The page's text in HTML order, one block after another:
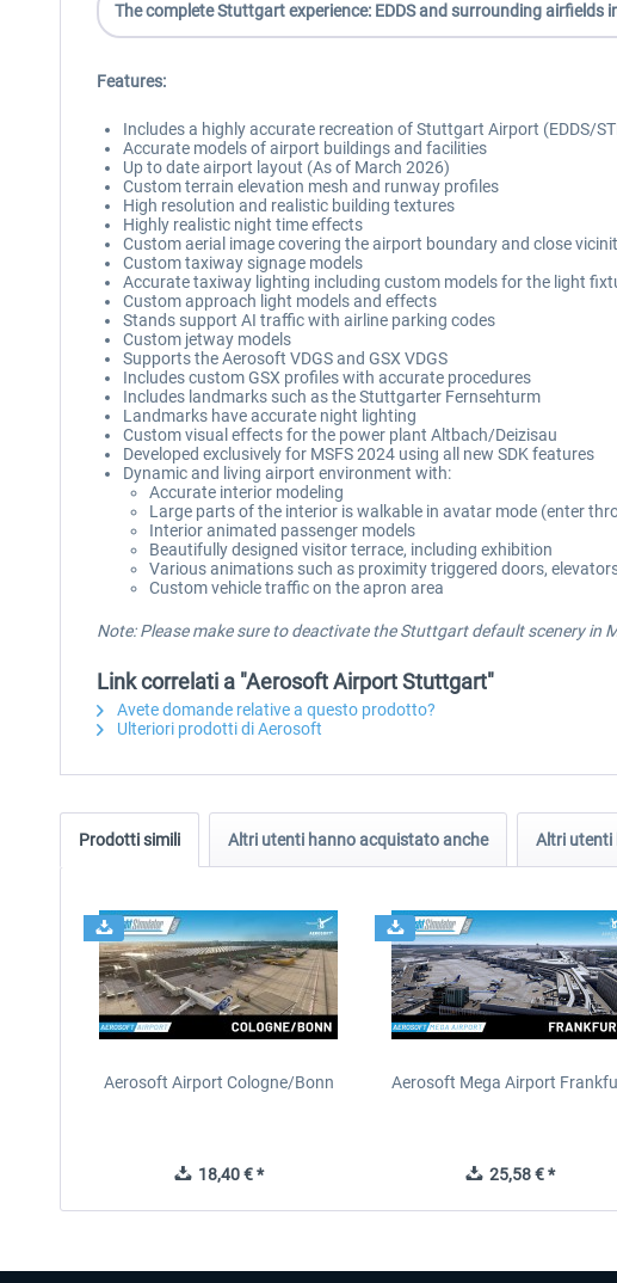
The complete Stuttgart experience: EDDS and surrounding airfields
Features:
Includes a highly accurate recreation of Stuttgart Airport (EDDS/
Accurate models of airport buildings and facilities
Up to date airport layout (As of March 2026)
Custom terrain elevation mesh and runway profiles
High resolution and realistic building textures
Highly realistic night time effects
Custom aerial image covering the airport boundary and close
Custom taxiway signage models
Accurate taxiway lighting including custom models for the light
Custom approach light models and effects
Stands support AI traffic with airline parking codes
Custom jetway models
Supports the Aerosoft VDGS and GSX VDGS
Includes custom GSX profiles with accurate procedures
Includes landmarks such as the Stuttgarter Fernsehturm
Landmarks have accurate night lighting
Custom visual effects for the power plant Altbach/Deizisau
Developed exclusively for MSFS 2024 using all new SDK features
Dynamic and living airport environment with:
Accurate interior modeling
Large parts of the interior is walkable in avatar mode (enter
Interior animated passenger models
Beautifully designed visitor terrace, including exhibition
Various animations such as proximity triggered doors,
Custom vehicle traffic on the apron area
Note: Please make sure to deactivate the Stuttgart default scenery in
Link correlati a "Aerosoft Airport Stuttgart"
Avete domande relative a questo prodotto?
Ulteriori prodotti di Aerosoft
Prodotti simili Altri utenti hanno acquistato anche Altri utenti
Aerosoft Airport Cologne/Bonn
18,40 € *
Aerosoft Mega Airport
25,58 € *